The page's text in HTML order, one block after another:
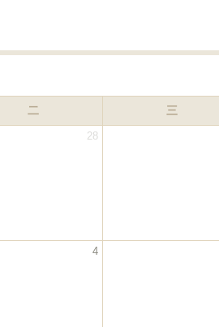
二 三
28
4